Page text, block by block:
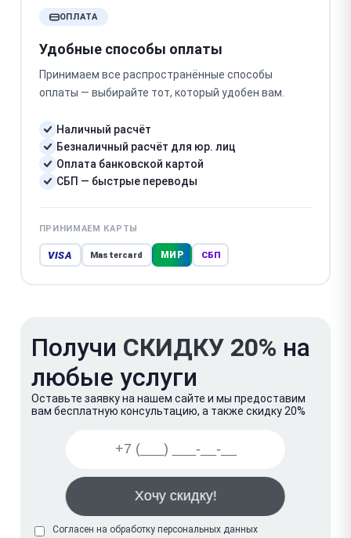
ОПЛАТА
Удобные способы оплаты
Принимаем все распространённые способы
оплаты — выбирайте тот, который удобен вам.
Наличный расчёт
Безналичный расчёт для юр. лиц
Оплата банковской картой
СБП — быстрые переводы
ПРИНИМАЕМ КАРТЫ
VISA Mastercard МИР СБП
Получи СКИДКУ 20% на
любые услуги
Оставьте заявку на нашем сайте и мы предоставим
вам бесплатную консультацию, а также скидку 20%
Согласен на обработку персональных данных